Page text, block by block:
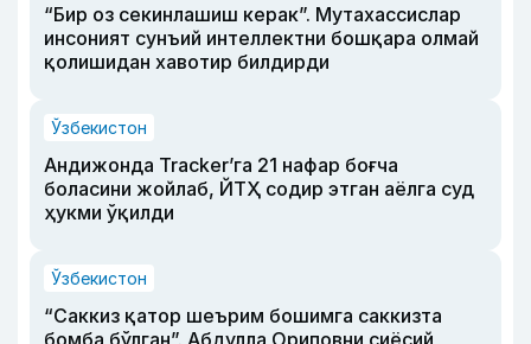
“Бир оз секинлашиш керак”. Мутахассислар
инсоният сунъий интеллектни бошқара олмай
қолишидан хавотир билдирди
Ўзбекистон
Андижонда Tracker’га 21 нафар боғча
боласини жойлаб, ЙТҲ содир этган аёлга суд
ҳукми ўқилди
Ўзбекистон
“Саккиз қатор шеърим бошимга саккизта
бомба бўлган”. Абдулла Ориповни сиёсий